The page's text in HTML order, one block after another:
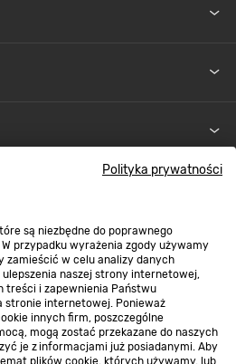
Polityka prywatności
są niezbędne do poprawnego
przypadku wyrażenia zgody używamy
zamieścić w celu analizy danych
naszej strony internetowej,
treści i zapewnienia Państwu
stronie internetowej. Ponieważ
innych firm, poszczególne
mogą zostać przekazane do naszych
je z informacjami już posiadanymi. Aby
plików cookie, których używamy, lub